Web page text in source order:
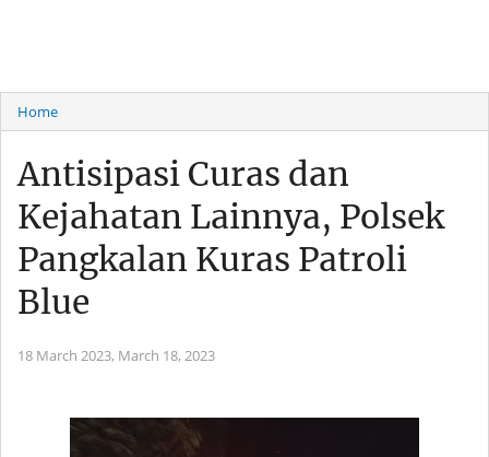
Home
Antisipasi Curas dan
Kejahatan Lainnya, Polsek
Pangkalan Kuras Patroli
Blue
18 March 2023, March 18, 2023